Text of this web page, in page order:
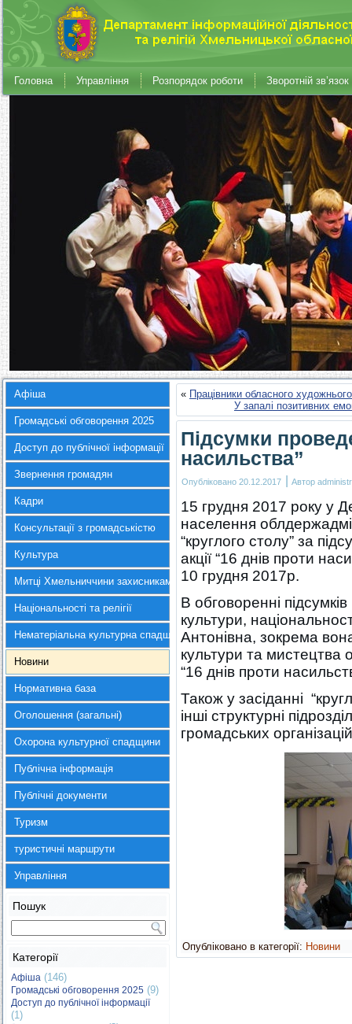
Головна Управління Розпорядок роботи Зворотній зв’язок
Афіша
Громадські обговорення 2025
Доступ до публічної інформації
Звернення громадян
Кадри
Консультації з громадськістю
Культура
Митці Хмельниччини захисникам України
Національності та релігії
Нематеріальна культурна спадщина
Новини
Нормативна база
Оголошення (загальні)
Охорона культурної спадщини
Публічна інформація
Публічні документи
Туризм
туристичні маршрути
Управління
Пошук
Категорії
Афіша (146)
Громадські обговорення 2025 (9)
Доступ до публічної інформації
(1)
« Працівники обласного
У запалі позитивних
Підсумки
насильства”
Опубліковано 20.12.2017 | Автор
15 грудня 2017 року у
населення
“круглого столу” за
акції “16 днів проти
10 грудня 2017р.
В обговоренні
культури,
Антонівна, зокрема
культури та мистецтва
“16 днів проти
Також у засіданні
інші структурні
громадських
Опубліковано в категорії: Новини